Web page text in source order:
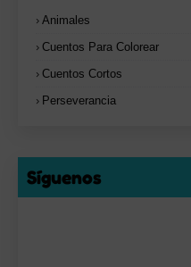
Animales
Cuentos Para Colorear
Cuentos Cortos
Perseverancia
Síguenos